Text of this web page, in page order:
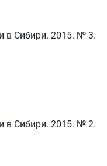
в Сибири. 2015. № 3.
в Сибири. 2015. № 2.